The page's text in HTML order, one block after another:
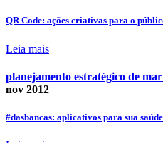
QR Code: ações criativas para o
Leia mais
planejamento estratégico de
nov 2012
#dasbancas: aplicativos para sua saúde